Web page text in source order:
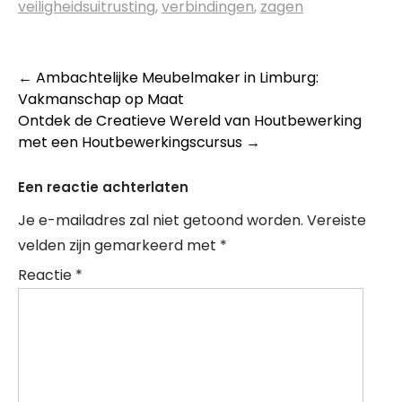
veiligheidsuitrusting,verbindingen, zagen
Berichtnavigatie
← Ambachtelijke Meubelmaker in Limburg:
Vakmanschap op Maat
Ontdek de Creatieve Wereld van Houtbewerking
met een Houtbewerkingscursus →
Een reactie achterlaten
Je e-mailadres zal niet getoond worden. Vereiste
velden zijn gemarkeerd met *
Reactie *